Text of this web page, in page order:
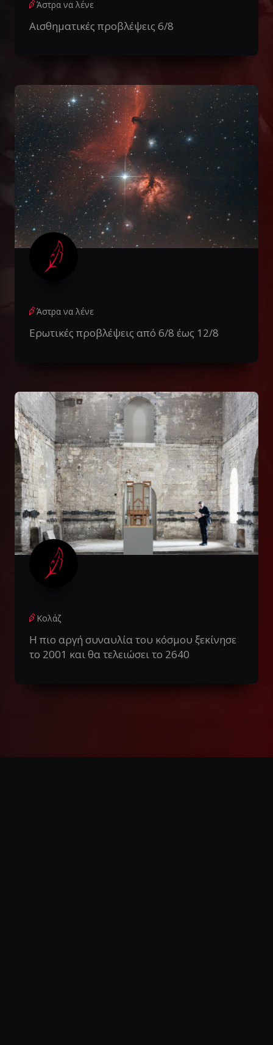
Άστρα να λένε
Αισθηματικές προβλέψεις 6/8
Άστρα να λένε
Ερωτικές προβλέψεις από 6/8 έως 12/8
Κολάζ
Η πιο αργή συναυλία του κόσμου ξεκίνησε
το 2001 και θα τελειώσει το 2640